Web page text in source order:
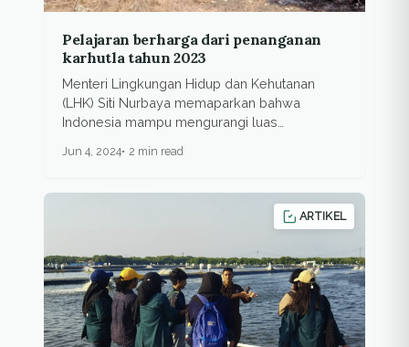
Pelajaran berharga dari penanganan
karhutla tahun 2023
Menteri Lingkungan Hidup dan Kehutanan
(LHK) Siti Nurbaya memaparkan bahwa
Indonesia mampu mengurangi luas
Jun 4, 2024 2 min read
ARTIKEL